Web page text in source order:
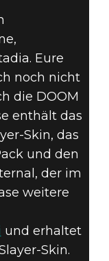
Eure
noch nicht
die DOOM
enthält das
Skin, das
und den
der im
weitere
und erhaltet
Skin.